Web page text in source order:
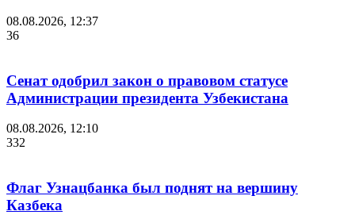
08.08.2026, 12:37
36
Сенат одобрил закон о правовом статусе
Администрации президента Узбекистана
08.08.2026, 12:10
332
Флаг Узнацбанка был поднят на вершину
Казбека